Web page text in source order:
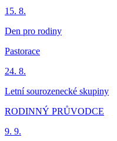
15. 8.
Den pro rodiny
Pastorace
24. 8.
Letní sourozenecké skupiny
RODINNÝ PRŮVODCE
9. 9.